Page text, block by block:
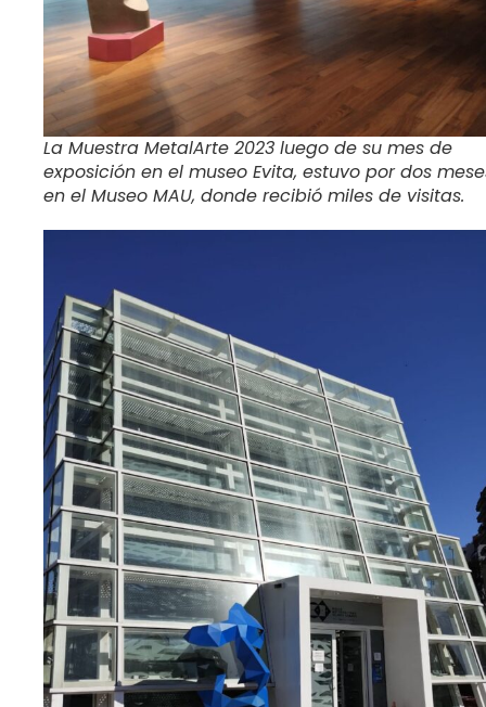
La Muestra MetalArte 2023 luego de su mes de
exposición en el museo Evita, estuvo por dos
en el Museo MAU, donde recibió miles de visitas.